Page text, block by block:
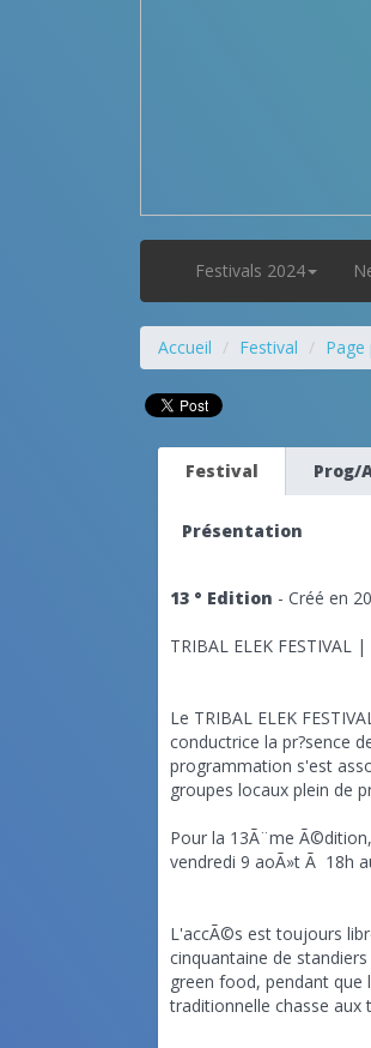
Festivals 2024
Accueil Festival Page
Festival Prog/
Présentation
13 ° Edition - Créé en
TRIBAL ELEK
Le TRIBAL ELEK
conductrice la pr?sence
programmation s'est
groupes locaux plein de
Pour la 13Ã¨me
vendredi 9 aoÃ»t Ã 18h
L'accÃ©s est toujours
cinquantaine de
green food, pendant que
traditionnelle chasse aux